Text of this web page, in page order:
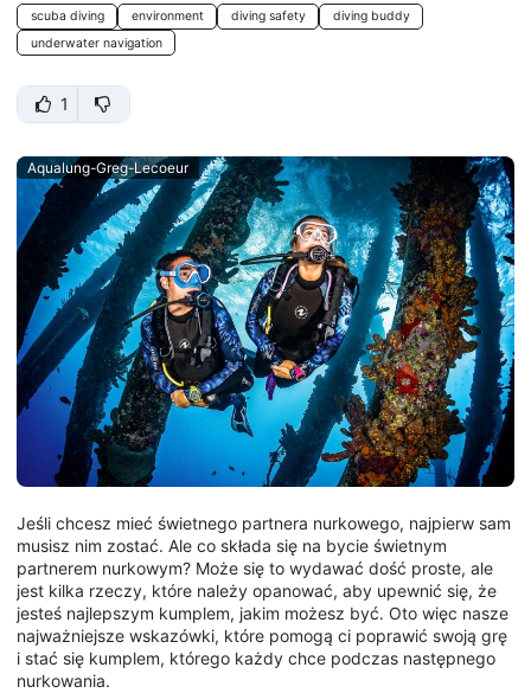
scuba diving environment diving safety
diving buddy
underwater navigation
1
Aqualung-Greg-Lecoeur
Jeśli chcesz mieć świetnego partnera nurkowego, najpierw sam
musisz nim zostać. Ale co składa się na bycie świetnym
partnerem nurkowym? Może się to wydawać dość proste, ale
jest kilka rzeczy, które należy opanować, aby upewnić się, że
jesteś najlepszym kumplem, jakim możesz być. Oto więc nasze
najważniejsze wskazówki, które pomogą ci poprawić swoją grę
i stać się kumplem, którego każdy chce podczas następnego
nurkowania.